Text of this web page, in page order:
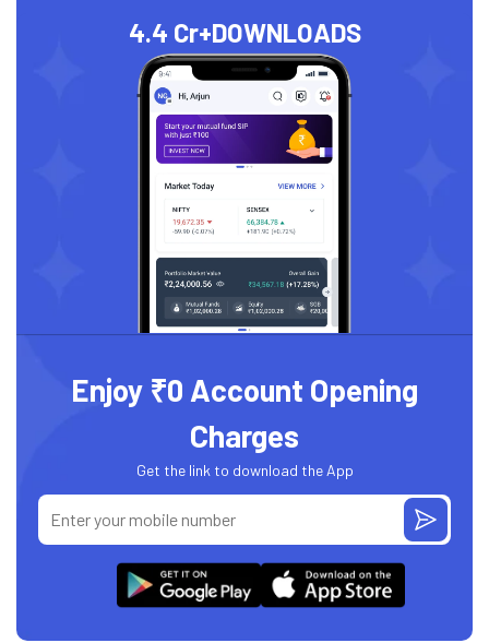
4.4 Cr+DOWNLOADS
Enjoy ₹0 Account Opening
Charges
Get the link to download the App